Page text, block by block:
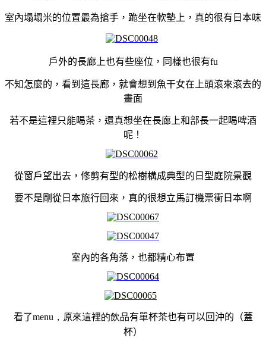
室內塌塌米的位置最為搶手，跪坐在軟墊上，真的很有日本味
戶外的長廊上也有些座位，同樣也很有fu
不知怎麼的，看到這長廊，就會想到魚干女在上頭滾來滾去的
畫面
若不是這裡只能喝茶，還真想坐在長廊上和部長一起喝啤酒
呢！
從窗戶望出去，修剪有型的松樹構成典型的日型庭院景觀
要不是剛從日本旅行回來，真的很想立馬訂機票衝日本啊
室內的各角落，也都精心布置
看了menu，原來這裡的飲品有單杯茶也有可以回沖的（蓋
杯）